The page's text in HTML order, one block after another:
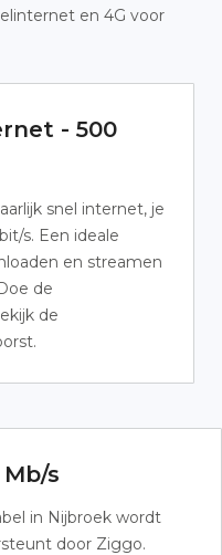
en 4G voor
- 500
snel internet, je
s. Een ideale
en streamen
de
de
s
in Nijbroek wordt
door Ziggo.